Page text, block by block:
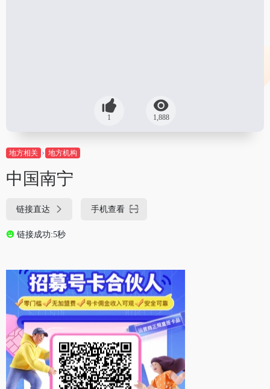
1 1,888
地方相关 地方机构
中国南宁
链接直达 手机查看
链接成功:5秒